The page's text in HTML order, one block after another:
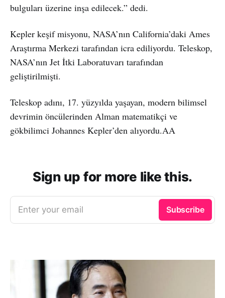
bulguları üzerine inşa edilecek.” dedi.
Kepler keşif misyonu, NASA’nın California’daki Ames
Araştırma Merkezi tarafından icra ediliyordu. Teleskop,
NASA’nın Jet İtki Laboratuvarı tarafından
geliştirilmişti.
Teleskop adını, 17. yüzyılda yaşayan, modern bilimsel
devrimin öncülerinden Alman matematikçi ve
gökbilimci Johannes Kepler’den alıyordu.AA
Sign up for more like this.
Enter your email Subscribe